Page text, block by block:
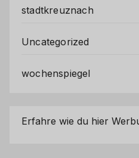
stadtkreuznach
Uncategorized
wochenspiegel
Erfahre wie du hier